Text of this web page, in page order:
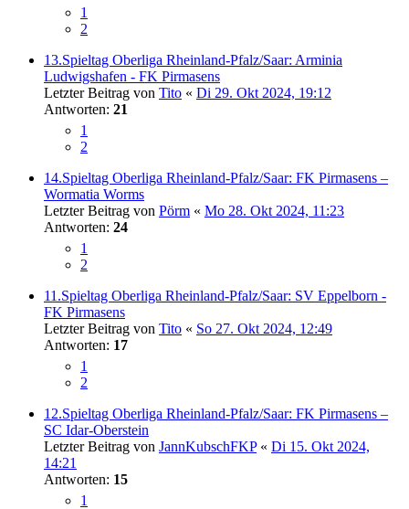
1
2
13.Spieltag Oberliga Rheinland-Pfalz/Saar: Arminia
Ludwigshafen - FK Pirmasens
Letzter Beitrag von Tito « Di 29. Okt 2024, 19:12
Antworten: 21
1
2
14.Spieltag Oberliga Rheinland-Pfalz/Saar: FK Pirmasens –
Wormatia Worms
Letzter Beitrag von Pörm « Mo 28. Okt 2024, 11:23
Antworten: 24
1
2
11.Spieltag Oberliga Rheinland-Pfalz/Saar: SV Eppelborn -
FK Pirmasens
Letzter Beitrag von Tito « So 27. Okt 2024, 12:49
Antworten: 17
1
2
12.Spieltag Oberliga Rheinland-Pfalz/Saar: FK Pirmasens –
SC Idar-Oberstein
Letzter Beitrag von JannKubschFKP« Di 15. Okt 2024,
14:21
Antworten: 15
1